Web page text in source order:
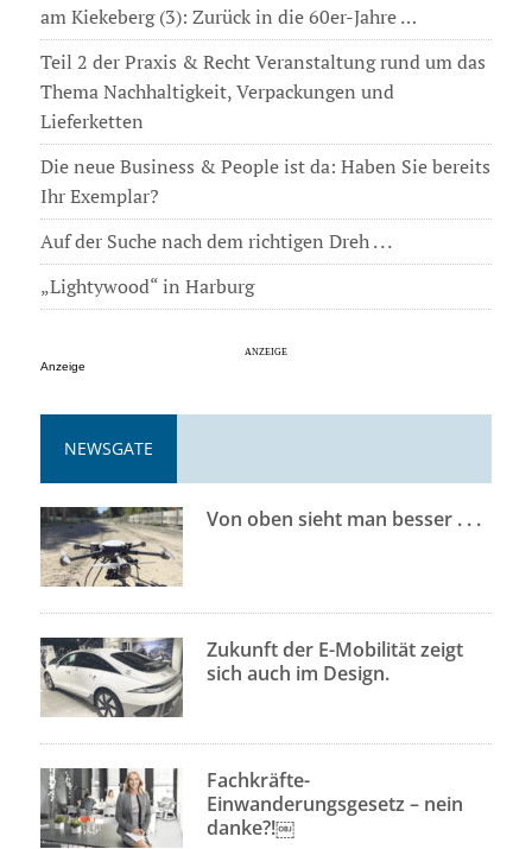
am Kiekeberg (3): Zurück in die 60er-Jahre …
Teil 2 der Praxis & Recht Veranstaltung rund um das
Thema Nachhaltigkeit, Verpackungen und
Lieferketten
Die neue Business & People ist da: Haben Sie bereits
Ihr Exemplar?
Auf der Suche nach dem richtigen Dreh . . .
„Lightywood“ in Harburg
Anzeige
NEWSGATE
Von oben sieht man besser . . .
Zukunft der E-Mobilität zeigt
sich auch im Design.
Fachkräfte-
Einwanderungsgesetz – nein
danke?!￼